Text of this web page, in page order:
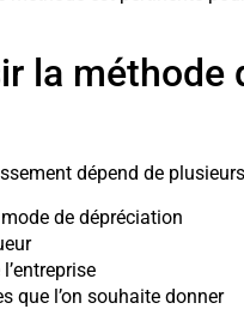
la méthode
dépend de
de dépréciation
que l’on souhaite donner